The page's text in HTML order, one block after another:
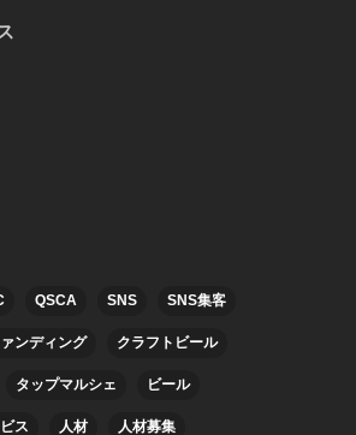
QSCA SNS SNS集客
ンディング クラフトビール
タップマルシェ ビール
ス 人材 人材募集